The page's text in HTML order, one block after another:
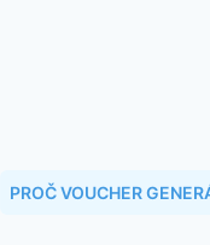
PROČ VOUCHER